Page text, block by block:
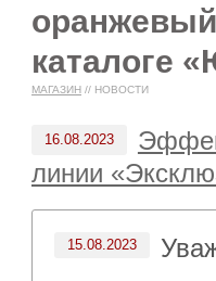
каталоге
МАГАЗИН // НОВОСТИ
16.08.2023
линии
15.08.2023